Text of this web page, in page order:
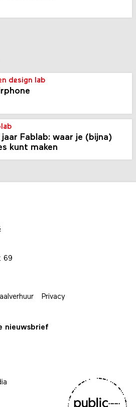
design lab
jaar Fablab: waar je (bijna)
kunt maken
69
Privacy
nieuwsbrief